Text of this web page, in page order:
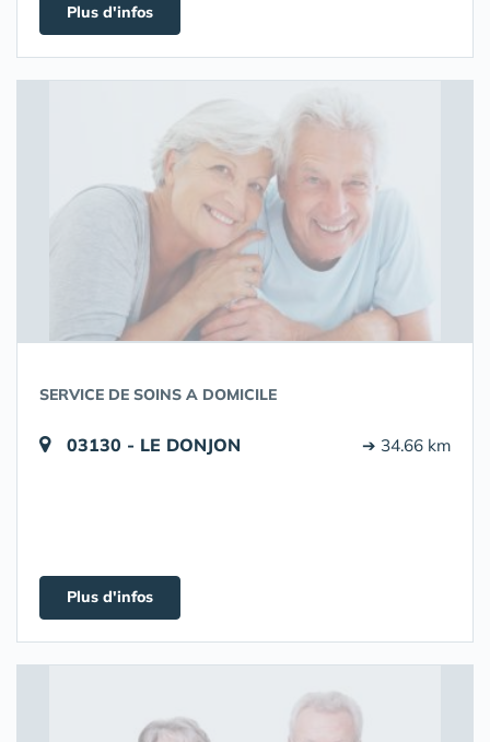
Plus d'infos
SERVICE DE SOINS A DOMICILE
03130 - LE DONJON ➔ 34.66 km
Plus d'infos